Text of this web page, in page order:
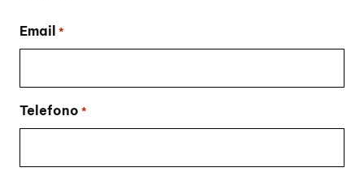
Email *
Telefono *